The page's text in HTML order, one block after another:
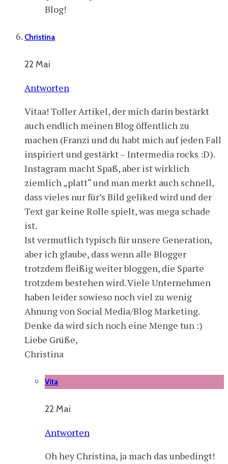
Blog!
Christina
22 Mai
Antworten
Vitaa! Toller Artikel, der mich darin bestärkt
auch endlich meinen Blog öffentlich zu
machen (Franzi und du habt mich auf jeden Fall
inspiriert und gestärkt – Intermedia rocks :D).
Instagram macht Spaß, aber ist wirklich
ziemlich „platt“ und man merkt auch schnell,
dass vieles nur für’s Bild geliked wird und der
Text gar keine Rolle spielt, was mega schade
ist.
Ist vermutlich typisch für unsere Generation,
aber ich glaube, dass wenn alle Blogger
trotzdem fleißig weiter bloggen, die Sparte
trotzdem bestehen wird. Viele Unternehmen
haben leider sowieso noch viel zu wenig
Ahnung von Social Media/Blog Marketing.
Denke da wird sich noch eine Menge tun :)
Liebe Grüße,
Christina
Vita
22 Mai
Antworten
Oh hey Christina, ja mach das unbedingt!